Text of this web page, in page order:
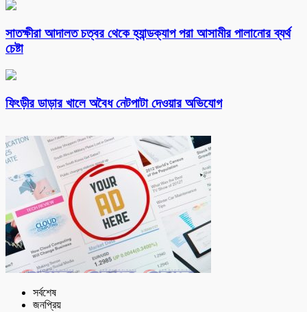
সাতক্ষীরা আদালত চত্বর থেকে হ্যান্ডক্যাপ পরা আসামীর পালানোর ব্যর্থ
চেষ্টা
ফিংড়ীর ডাড়ার খালে অবৈধ নেটপাটা দেওয়ার অভিযোগ
সর্বশেষ
জনপ্রিয়